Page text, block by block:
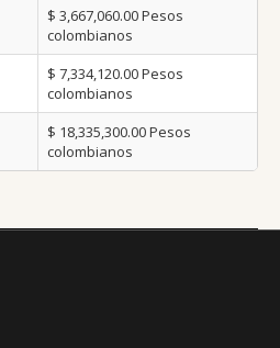
$ 3,667,060.00Pesos
colombianos
$ 7,334,120.00Pesos
colombianos
$ 18,335,300.00Pesos
colombianos